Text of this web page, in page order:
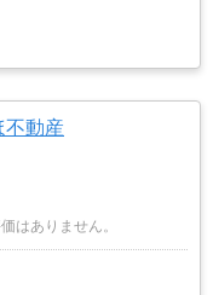
動産
はありません。